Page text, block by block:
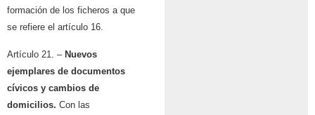
formación de los ficheros a que
se refiere el artículo 16.
Artículo 21. – Nuevos
ejemplares de documentos
cívicos y cambios de
domicilios. Con las